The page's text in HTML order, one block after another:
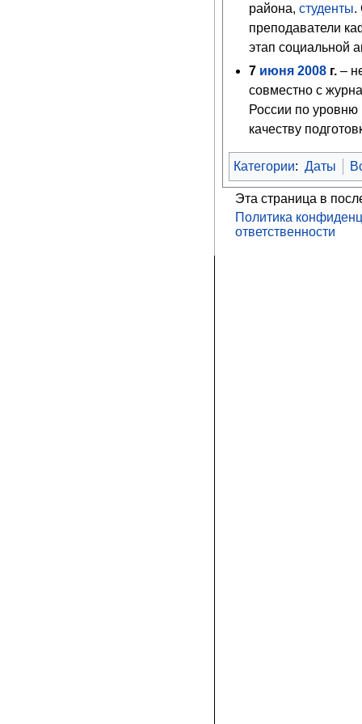
района,студенты.
преподаватели
этап социальной
7 июня 2008 г. –
совместно с
России по
качеству
Категории: Даты
Эта страница в
Политика
ответственности